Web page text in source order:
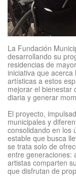
La Fundación
desarrollando su
residencias de
iniciativa que
artísticas a estos
mejorar el bienestar
diaria y generar
El proyecto,
municipales y
consolidando en los
estable que busca
se trata solo de
entre generaciones:
artistas comparten
que disfrutan de